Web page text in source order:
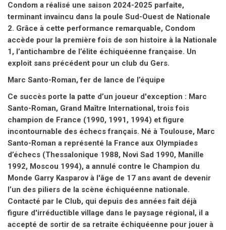
Condom a réalisé une saison 2024-2025 parfaite,
terminant invaincu dans la poule Sud-Ouest de Nationale
2. Grâce à cette performance remarquable, Condom
accède pour la première fois de son histoire à la Nationale
1, l’antichambre de l’élite échiquéenne française. Un
exploit sans précédent pour un club du Gers.
Marc Santo-Roman, fer de lance de l’équipe
Ce succès porte la patte d’un joueur d'exception : Marc
Santo-Roman, Grand Maître International, trois fois
champion de France (1990, 1991, 1994) et figure
incontournable des échecs français. Né à Toulouse, Marc
Santo-Roman a représenté la France aux Olympiades
d’échecs (Thessalonique 1988, Novi Sad 1990, Manille
1992, Moscou 1994), a annulé contre le Champion du
Monde Garry Kasparov à l'âge de 17 ans avant de devenir
l’un des piliers de la scène échiquéenne nationale.
Contacté par le Club, qui depuis des années fait déjà
figure d'irréductible village dans le paysage régional, il a
accepté de sortir de sa retraite échiquéenne pour jouer à